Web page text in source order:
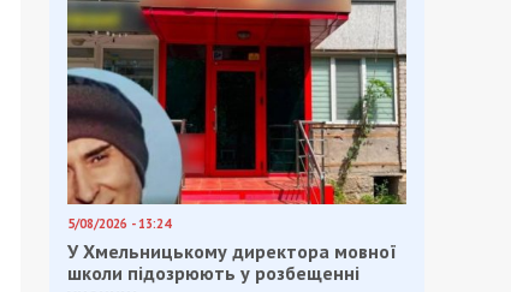
5/08/2026 - 13:24
У Хмельницькому директора мовної
школи підозрюють у розбещенні